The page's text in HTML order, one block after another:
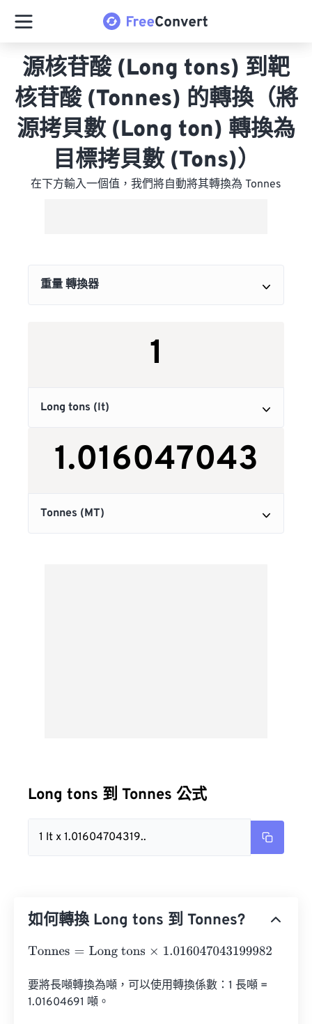
源核苷酸 (Long tons) 到靶
核苷酸 (Tonnes) 的轉換（將
源拷貝數 (Long ton) 轉換為
目標拷貝數 (Tons)）
在下方輸入一個值，我們將自動將其轉換為 Tonnes
Long tons 到 Tonnes 公式
1 lt x 1.01604704319..
如何轉換 Long tons 到 Tonnes?
Tonnes= Long tons ×1.016047043199982
要將長噸轉換為噸，可以使用轉換係數：1 長噸 =
1.01604691 噸。